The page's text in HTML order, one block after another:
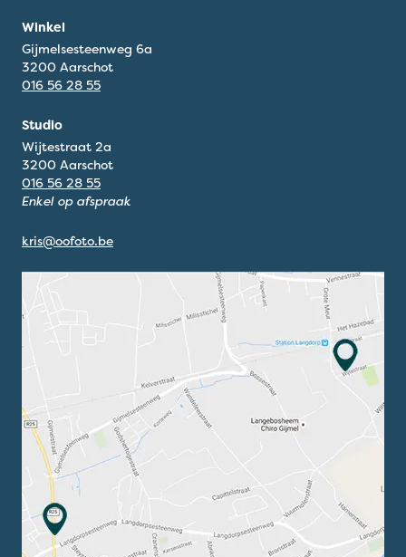
Winkel
Gijmelsesteenweg 6a
3200 Aarschot
016 56 28 55
Studio
Wijtestraat 2a
3200 Aarschot
016 56 28 55
Enkel op afspraak
kris@oofoto.be